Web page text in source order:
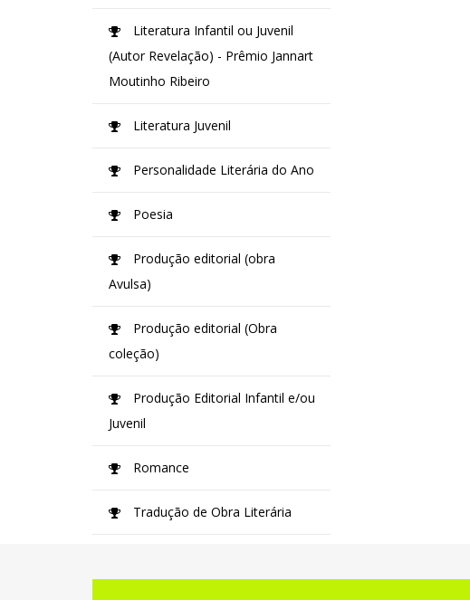
Literatura Infantil ou Juvenil
(Autor Revelação) - Prêmio Jannart
Moutinho Ribeiro
Literatura Juvenil
Personalidade Literária do Ano
Poesia
Produção editorial (obra
Avulsa)
Produção editorial (Obra
coleção)
Produção Editorial Infantil e/ou
Juvenil
Romance
Tradução de Obra Literária